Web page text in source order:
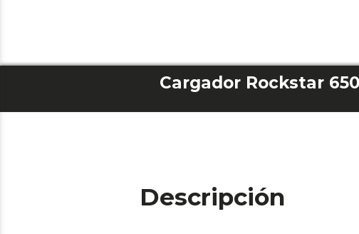
Descripción